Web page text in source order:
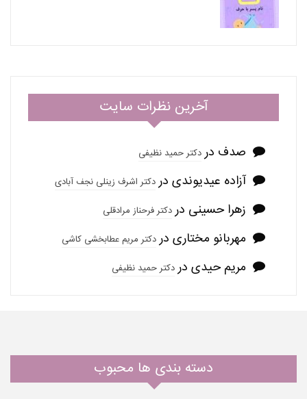
آخرین نظرات سایت
صدف دردکتر حمید نظیفی
آزاده عیدیوندی دردکتر اشرف زینلی نجف آبادی
زهرا حسینی دردکتر فرحناز مرادقلی
مهربانو مختاری دردکتر مریم عطابخشی کاشی
مریم حیدی دردکتر حمید نظیفی
دسته بندی ها محبوب